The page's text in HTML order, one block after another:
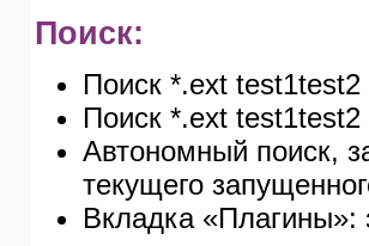
Поиск:
Поиск *.ext
Поиск *.ext
Автономный поиск,
текущего
Вкладка «Плагины»: